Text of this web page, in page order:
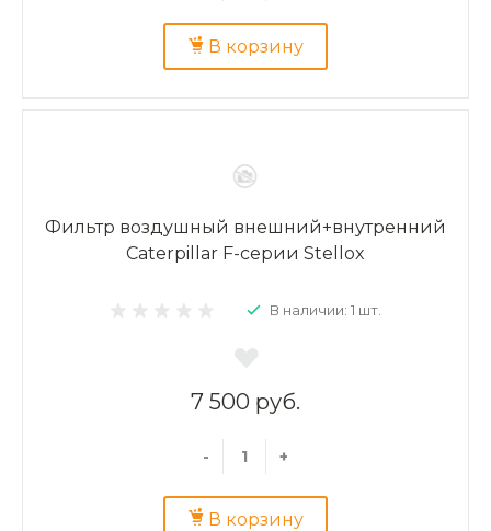
В корзину
Фильтр воздушный внешний+внутренний
Caterpillar F-серии Stellox
В наличии: 1 шт.
7 500 руб.
- +
В корзину